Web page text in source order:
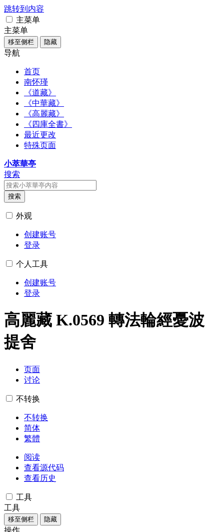
跳转到内容
主菜单
主菜单
移至侧栏 隐藏
导航
首页
南怀瑾
《道藏》
《中華藏》
《高麗藏》
《四庫全書》
最近更改
特殊页面
小萃華亭
搜索
搜索
外观
创建账号
登录
个人工具
创建账号
登录
高麗藏 K.0569 轉法輪經憂波
提舍
页面
讨论
不转换
不转换
简体
繁體
阅读
查看源代码
查看历史
工具
工具
移至侧栏 隐藏
操作